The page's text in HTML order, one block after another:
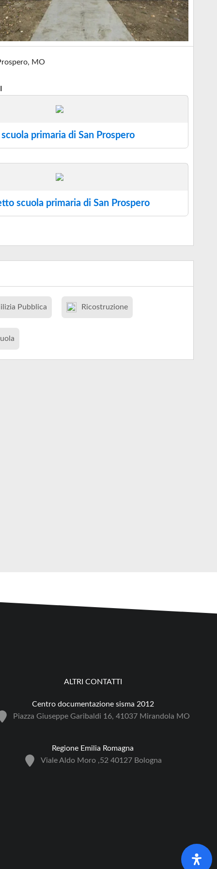
MO
primaria di San Prospero
scuola primaria di San Prospero
Pubblica Ricostruzione
ALTRI CONTATTI
Centro documentazione sisma 2012
Piazza Giuseppe Garibaldi 16, 41037 Mirandola MO
Regione Emilia Romagna
Viale Aldo Moro ,52 40127 Bologna